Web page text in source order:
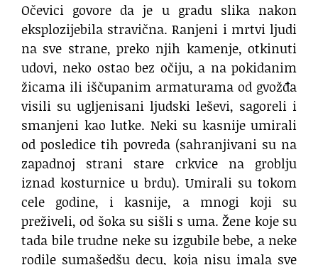
Očevici govore da je u gradu slika nakon
eksplozijebila stravična. Ranjeni i mrtvi ljudi
na sve strane, preko njih kamenje, otkinuti
udovi, neko ostao bez očiju, a na pokidanim
žicama ili iščupanim armaturama od gvožđa
visili su ugljenisani ljudski leševi, sagoreli i
smanjeni kao lutke. Neki su kasnije umirali
od posledice tih povreda (sahranjivani su na
zapadnoj strani stare crkvice na groblju
iznad kosturnice u brdu). Umirali su tokom
cele godine, i kasnije, a mnogi koji su
preživeli, od šoka su sišli s uma. Žene koje su
tada bile trudne neke su izgubile bebe, a neke
rodile sumašedšu decu, koja nisu imala sve